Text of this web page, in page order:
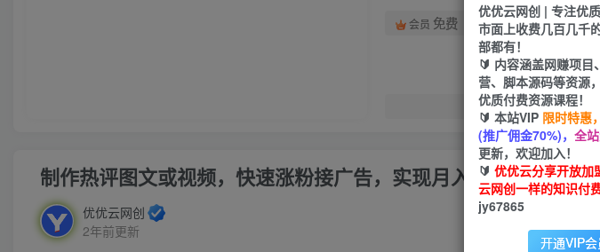
会员 免费
制作热评图文或视频，快速涨粉接广告，实现月入过万！
优优云网创
2年前更新
优优云网创 | 专注优
市面上收费几百几千
部都有！
🔰 内容涵盖网赚项
营、脚本源码等资源
优质付费资源课程！
🔰 本站VIP 限时特惠，
(推广佣金70%)， 全
更新，欢迎加入！
🔰 优优云分享开放加
云网创一样的知识付费
jy67865
开通VIP会